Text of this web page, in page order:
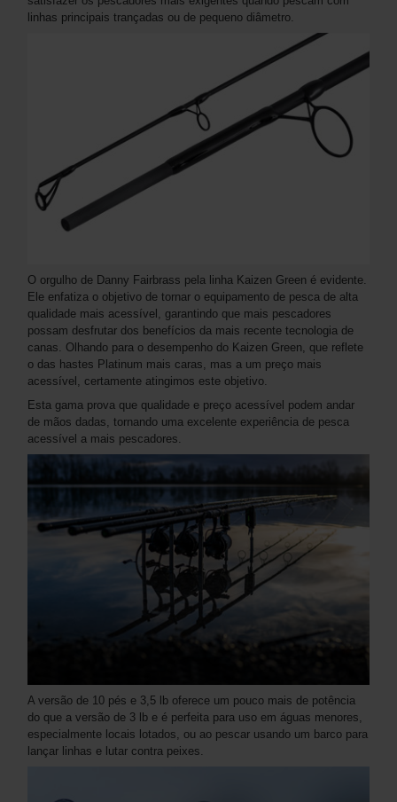
linhas principais trançadas ou de pequeno diâmetro.
O orgulho de Danny Fairbrass pela linha Kaizen Green é evidente.
Ele enfatiza o objetivo de tornar o equipamento de pesca de alta
qualidade mais acessível, garantindo que mais pescadores
possam desfrutar dos benefícios da mais recente tecnologia de
canas. Olhando para o desempenho do Kaizen Green, que reflete
o das hastes Platinum mais caras, mas a um preço mais
acessível, certamente atingimos este objetivo.
Esta gama prova que qualidade e preço acessível podem andar
de mãos dadas, tornando uma excelente experiência de pesca
acessível a mais pescadores.
A versão de 10 pés e 3,5 lb oferece um pouco mais de potência
do que a versão de 3 lb e é perfeita para uso em águas menores,
especialmente locais lotados, ou ao pescar usando um barco para
lançar linhas e lutar contra peixes.